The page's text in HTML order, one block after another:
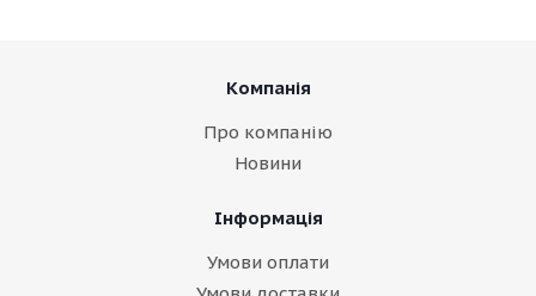
Компанія
Про компанію
Новини
Інформація
Умови оплати